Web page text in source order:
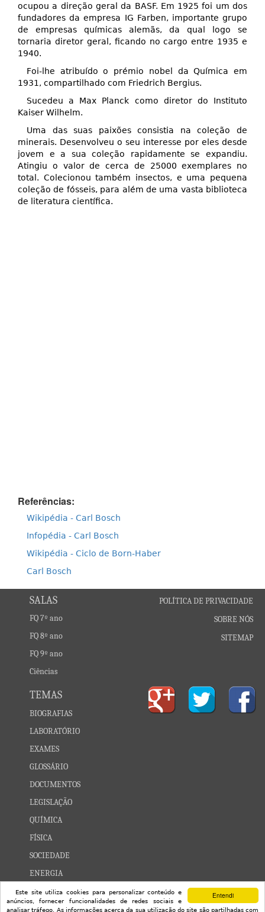
Entendi
Este site utiliza cookies para personalizar conteúdo e
anúncios, fornecer funcionalidades de redes sociais e
analisar tráfego. As informações acerca da sua utilização do site são partilhadas com
ocupou a direção geral da BASF. Em 1925 foi um dos
fundadores da empresa IG Farben, importante grupo
de empresas químicas alemãs, da qual logo se
tornaria diretor geral, ficando no cargo entre 1935 e
1940.
Foi-lhe atribuído o prémio nobel da Química em
1931, compartilhado com Friedrich Bergius.
Sucedeu a Max Planck como diretor do Instituto
Kaiser Wilhelm.
Uma das suas paixões consistia na coleção de
minerais. Desenvolveu o seu interesse por eles desde
jovem e a sua coleção rapidamente se expandiu.
Atingiu o valor de cerca de 25000 exemplares no
total. Colecionou também insectos, e uma pequena
coleção de fósseis, para além de uma vasta biblioteca
de literatura científica.
Referências:
Wikipédia - Carl Bosch
Infopédia - Carl Bosch
Wikipédia - Ciclo de Born-Haber
Carl Bosch
SALAS
FQ 7º ano
FQ 8º ano
FQ 9º ano
Ciências
TEMAS
BIOGRAFIAS
LABORATÓRIO
EXAMES
GLOSSÁRIO
DOCUMENTOS
LEGISLAÇÃO
QUÍMICA
FÍSICA
SOCIEDADE
ENERGIA
CONSTELAÇÕES
UNIVERSO
POLÍTICA DE PRIVACIDADE
SOBRE NÓS
SITEMAP